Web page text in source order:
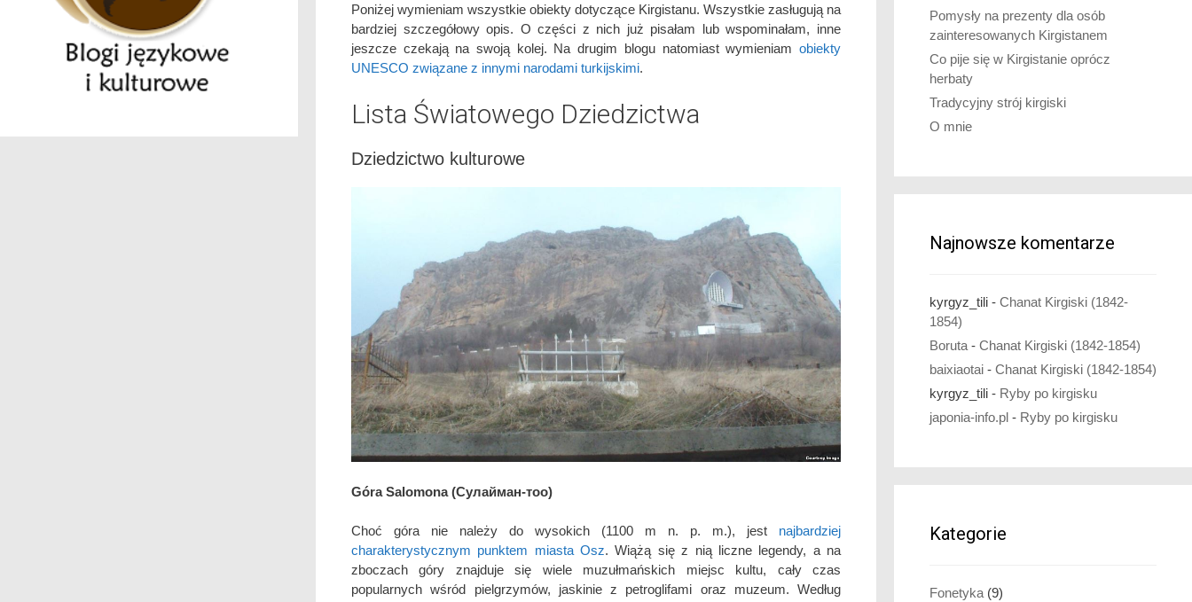
Poniżej wymieniam wszystkie obiekty dotyczące Kirgistanu. Wszystkie zasługują na
bardziej szczegółowy opis. O części z nich już pisałam lub wspominałam, inne
jeszcze czekają na swoją kolej. Na drugim blogu natomiast wymieniam obiekty
UNESCO związane z innymi narodami turkijskimi.
Lista Światowego Dziedzictwa
Dziedzictwo kulturowe
Góra Salomona (Сулайман-тоо)
Choć góra nie należy do wysokich (1100 m n. p. m.), jest najbardziej
charakterystycznym punktem miasta Osz. Wiążą się z nią liczne legendy, a na
zboczach góry znajduje się wiele muzułmańskich miejsc kultu, cały czas
popularnych wśród pielgrzymów, jaskinie z petroglifami oraz muzeum. Według
Pomysły na prezenty dla osób
zainteresowanych Kirgistanem
Co pije się w Kirgistanie oprócz
herbaty
Tradycyjny strój kirgiski
O mnie
Najnowsze komentarze
kyrgyz_tili - Chanat Kirgiski (1842-
1854)
Boruta - Chanat Kirgiski (1842-1854)
baixiaotai - Chanat Kirgiski (1842-1854)
kyrgyz_tili - Ryby po kirgisku
japonia-info.pl - Ryby po kirgisku
Kategorie
Fonetyka (9)